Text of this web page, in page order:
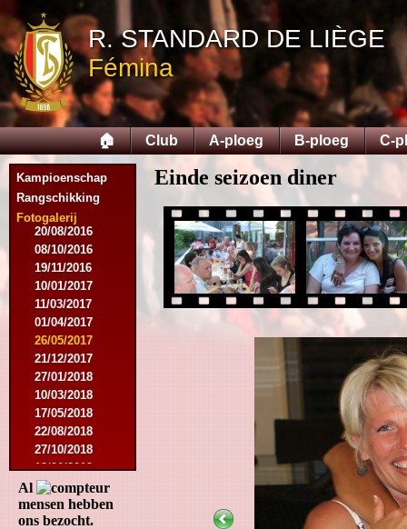
R. STANDARD DE LIÈGE
Fémina
🏠 Club A-ploeg B-ploeg C-
Kampioenschap
Rangschikking
Fotogalerij
10/10/2015
05/12/2015
12/12/2015
09/02/2016
27/02/2016
09/03/2016
12/03/2016
19/03/2016
16/04/2016
21/05/2016
27/05/2016
09/08/2016
20/08/2016
08/10/2016
19/11/2016
10/01/2017
11/03/2017
01/04/2017
26/05/2017
21/12/2017
27/01/2018
10/03/2018
17/05/2018
22/08/2018
27/10/2018
12/01/2019
23/11/2019
Al
mensen hebben
ons bezocht.
Einde seizoen diner